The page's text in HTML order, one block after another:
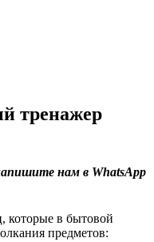
тренажер
нам в WhatsApp
которые в бытовой
предметов: